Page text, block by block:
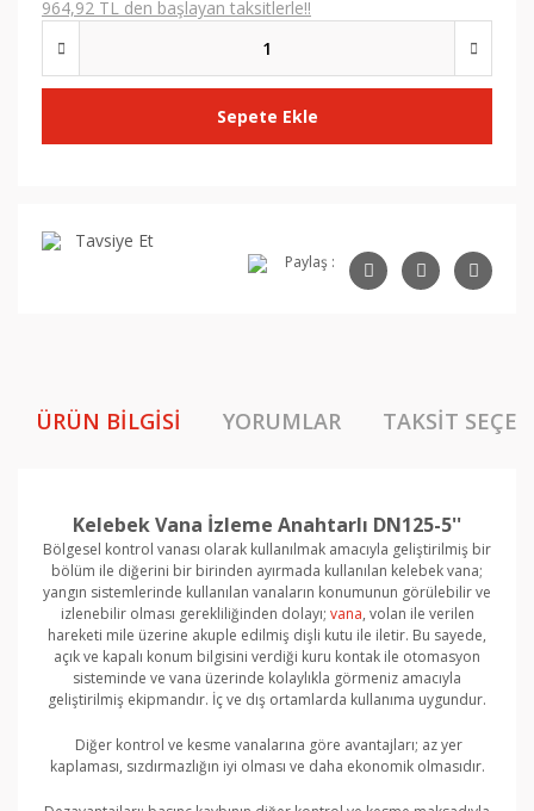
964,92 TL den başlayan taksitlerle!!
Sepete Ekle
Tavsiye Et
Paylaş :
ÜRÜN BILGISI YORUMLAR TAKSIT
Kelebek Vana İzleme Anahtarlı DN125-5''
Bölgesel kontrol vanası olarak kullanılmak amacıyla geliştirilmiş bir
bölüm ile diğerini bir birinden ayırmada kullanılan kelebek vana;
yangın sistemlerinde kullanılan vanaların konumunun görülebilir ve
izlenebilir olması gerekliliğinden dolayı; vana, volan ile verilen
hareketi mile üzerine akuple edilmiş dişli kutu ile iletir. Bu sayede,
açık ve kapalı konum bilgisini verdiği kuru kontak ile otomasyon
sisteminde ve vana üzerinde kolaylıkla görmeniz amacıyla
geliştirilmiş ekipmandır. İç ve dış ortamlarda kullanıma uygundur.
Diğer kontrol ve kesme vanalarına göre avantajları; az yer
kaplaması, sızdırmazlığın iyi olması ve daha ekonomik olmasıdır.